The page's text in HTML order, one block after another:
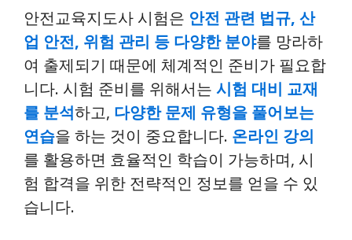
안전교육지도사 시험은 안전 관련 법규, 산
업 안전, 위험 관리 등 다양한 분야를 망라하
여 출제되기 때문에 체계적인 준비가 필요합
니다. 시험 준비를 위해서는 시험 대비 교재
를 분석하고, 다양한 문제 유형을 풀어보는
연습을 하는 것이 중요합니다. 온라인 강의
를 활용하면 효율적인 학습이 가능하며, 시
험 합격을 위한 전략적인 정보를 얻을 수 있
습니다.